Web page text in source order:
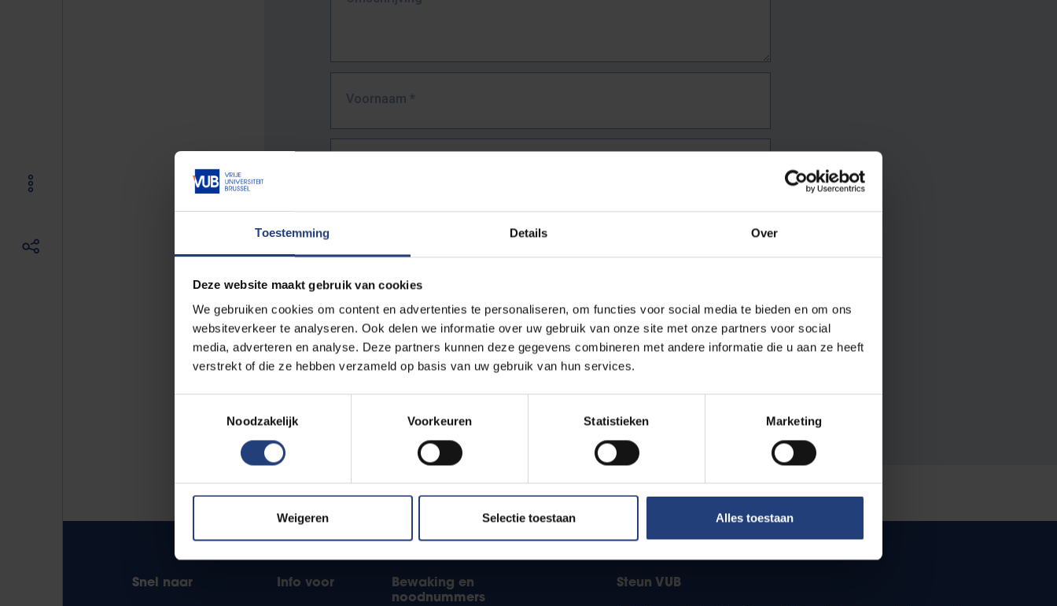
Toestemming Details Over
Deze website maakt gebruik van cookies
We gebruiken cookies om content en advertenties te personaliseren, om functies voor social media te bieden en om ons
websiteverkeer te analyseren. Ook delen we informatie over uw gebruik van onze site met onze partners voor social
media, adverteren en analyse. Deze partners kunnen deze gegevens combineren met andere informatie die u aan ze heeft
verstrekt of die ze hebben verzameld op basis van uw gebruik van hun services.
Noodzakelijk
Voorkeuren Statistieken Marketing
Weigeren Selectie toestaan Alles toestaan
Voornaam *
URL*
De volledige URL van de pagina waar je de fout zag.
Bv. https://www.vub.be/nl/studeren-aan-de-vub/alle-opleidingen
Snel naar Info voor
Bewaking en
noodnummers
Steun VUB